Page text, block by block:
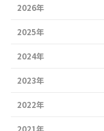
2026年
2025年
2024年
2023年
2022年